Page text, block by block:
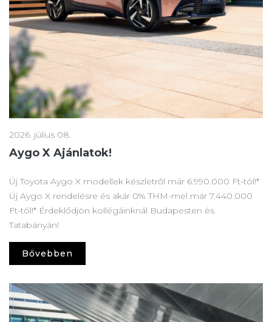
2026. július 08.
Aygo X Ajánlatok!
Új Toyota Aygo X modellek készletről már 6.990.000 Ft-tól!*
Új Aygo X rendelésre és akár 0% THM-mel már 7.440.000
Ft-tól!* Érdeklődjön kollégáinknál Budapesten és
Tatabányán!
Bővebben